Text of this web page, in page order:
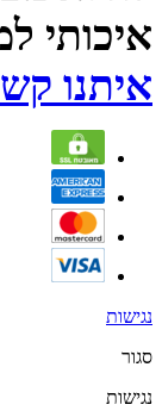
איכותי
איתנו
נגישות
סגור
נגישות